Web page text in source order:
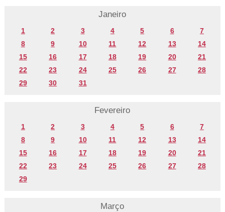
Janeiro
1 2 3 4 5 6
7
8
9 10 11 12 13
14
15
16 17 18 19 20
21
22
23 24 25 26 27
28
29
30 31
Fevereiro
1 2 3 4 5 6
7
8
9 10 11 12 13
14
15
16 17 18 19 20
21
22
23 24 25 26 27
28
29
Março